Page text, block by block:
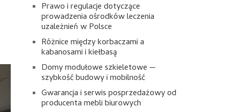
Prawo i regulacje dotyczące
prowadzenia ośrodków leczenia
uzależnień w Polsce
Różnice między korbaczami a
kabanosami i kiełbasą
Domy modułowe szkieletowe —
szybkość budowy i mobilność
Gwarancja i serwis posprzedażowy od
producenta mebli biurowych